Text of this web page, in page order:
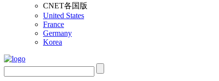
CNET各国版
United States
France
Germany
Korea